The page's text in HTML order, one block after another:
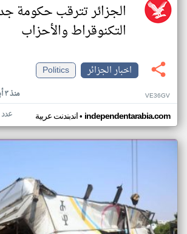
الجزائر تترقب حكومة
التكنوقراط والأحزاب
اخبار الجزائر
Politics
منذ ٣ أيام VE36GV
اندبندنت عربية• independentarabia.com عدد